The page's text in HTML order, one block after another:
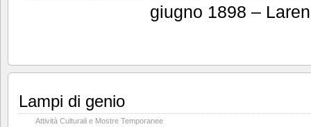
giugno 1898 –
Lampi di genio
Attività Culturali e Mostre Temporanee